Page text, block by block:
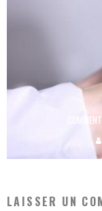
LAISSER UN